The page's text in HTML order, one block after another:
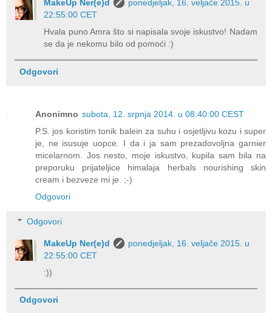
MakeUp Ner(e)d
ponedjeljak, 16. veljače 2015. u
22:55:00 CET
Hvala puno Amra što si napisala svoje iskustvo! Nadam
se da je nekomu bilo od pomoći :)
Odgovori
Anonimno subota, 12. srpnja 2014. u 08:40:00 CEST
P.S. jos koristim tonik balein za suhu i osjetljivu kozu i super
je, ne isusuje uopce. I da i ja sam prezadovoljna garnier
micelarnom. Jos nesto, moje iskustvo, kupila sam bila na
preporuku prijateljice himalaja herbals nourishing skin
cream i bezveze mi je. ;-)
Odgovori
Odgovori
MakeUp Ner(e)d
ponedjeljak, 16. veljače 2015. u
22:55:00 CET
:))
Odgovori